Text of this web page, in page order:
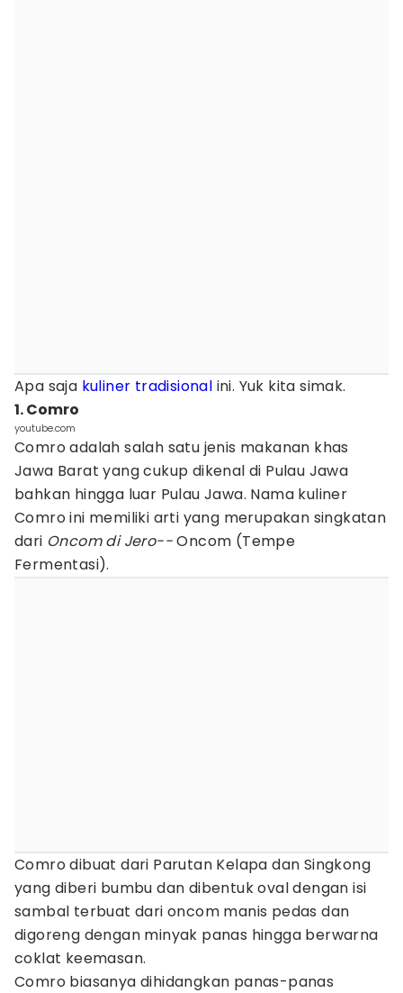
Apa saja kuliner tradisional ini. Yuk kita simak.
1. Comro
youtube.com
Comro adalah salah satu jenis makanan khas
Jawa Barat yang cukup dikenal di Pulau Jawa
bahkan hingga luar Pulau Jawa. Nama kuliner
Comro ini memiliki arti yang merupakan singkatan
dari Oncom di Jero--Oncom (Tempe
Fermentasi).
Comro dibuat dari Parutan Kelapa dan Singkong
yang diberi bumbu dan dibentuk oval dengan isi
sambal terbuat dari oncom manis pedas dan
digoreng dengan minyak panas hingga berwarna
coklat keemasan.
Comro biasanya dihidangkan panas-panas